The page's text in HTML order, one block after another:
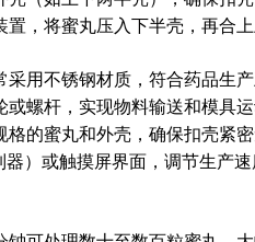
置，将蜜丸压入下半壳，再合
采用不锈钢材质，符合药品生产
螺杆，实现物料输送和模具运
的蜜丸和外壳，确保扣壳紧密
）或触摸屏界面，调节生产速